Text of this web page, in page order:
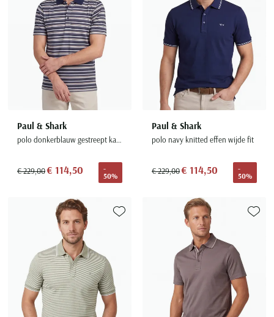
Paul & Shark
polo donkerblauw gestreept katoen wijde fit
€ 229,00€ 114,50
-
50%
Paul & Shark
polo navy knitted effen wijde fit
€ 229,00€ 114,50
-
50%
Toevoegen aan favorieten